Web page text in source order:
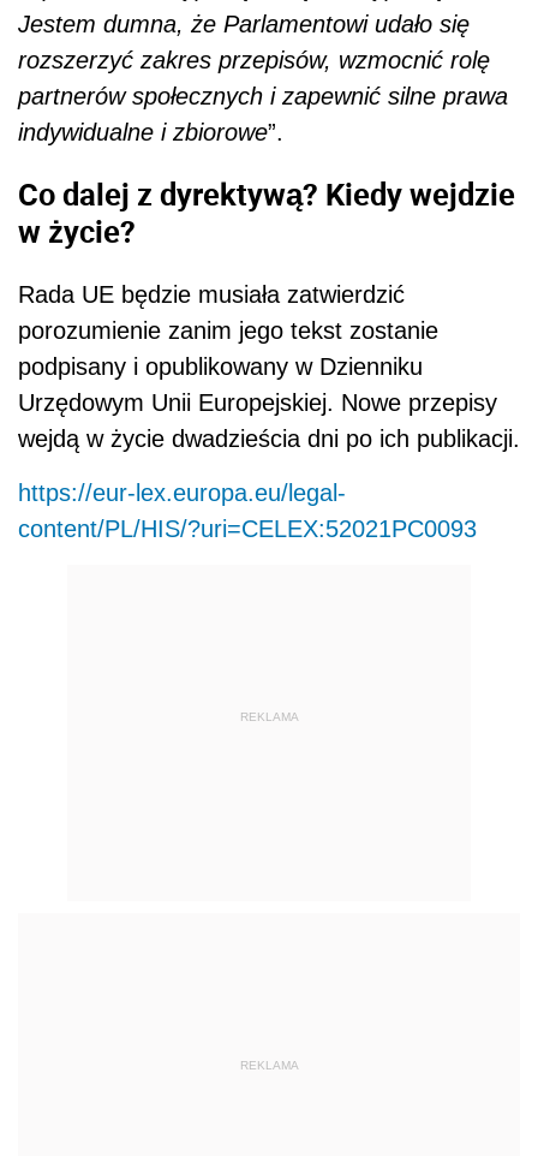
Jestem dumna, że Parlamentowi udało się
rozszerzyć zakres przepisów, wzmocnić rolę
partnerów społecznych i zapewnić silne prawa
indywidualne i zbiorowe”.
Co dalej z dyrektywą? Kiedy wejdzie
w życie?
Rada UE będzie musiała zatwierdzić
porozumienie zanim jego tekst zostanie
podpisany i opublikowany w Dzienniku
Urzędowym Unii Europejskiej. Nowe przepisy
wejdą w życie dwadzieścia dni po ich publikacji.
https://eur-lex.europa.eu/legal-
content/PL/HIS/?uri=CELEX:52021PC0093
REKLAMA
REKLAMA